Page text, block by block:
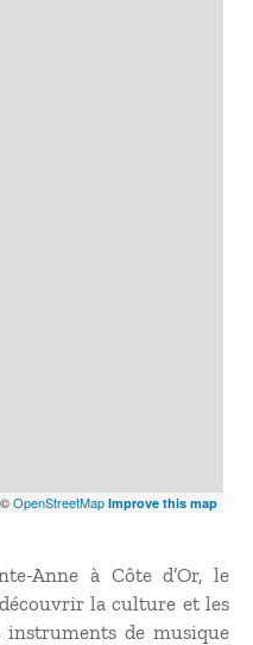
©OpenStreetMap Improve this map
Anne à Côte d’Or, le
la culture et les
de musique